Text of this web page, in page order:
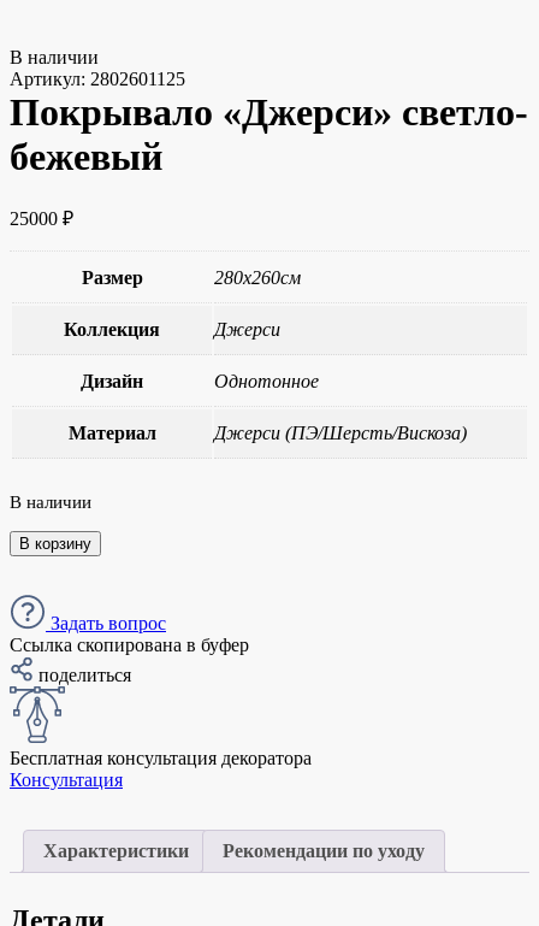
В наличии
Артикул: 2802601125
Покрывало «Джерси» светло-
бежевый
25000 ₽
Размер 280х260см
Коллекция Джерси
Дизайн Однотонное
Материал Джерси (ПЭ/Шерсть/Вискоза)
В наличии
В корзину
Задать вопрос
Ссылка скопирована в буфер
поделиться
Бесплатная консультация декоратора
Консультация
Характеристики Рекомендации по уходу